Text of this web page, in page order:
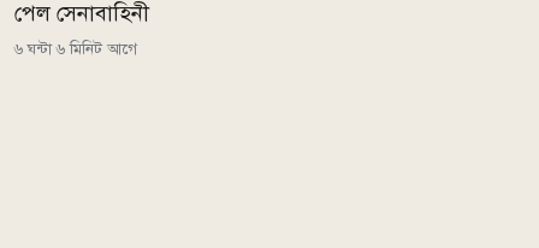
পেল সেনাবাহিনী
৬ ঘন্টা ৬ মিনিট আগে